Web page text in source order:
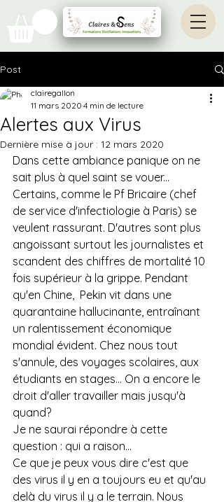
Post
Alertes aux Virus
clairegallon
11 mars 2020 4 min de lecture
Dernière mise à jour : 12 mars 2020
Dans cette ambiance panique on ne
sait plus à quel saint se vouer...
Certains, comme le Pf Bricaire (chef
de service d'infectiologie à Paris) se
veulent rassurant. D'autres sont plus
angoissant surtout les journalistes et
scandent des chiffres de mortalité 10
fois supérieur à la grippe. Pendant
qu'en Chine,  Pekin vit dans une
quarantaine hallucinante, entraînant
un ralentissement économique
mondial évident. Chez nous tout
s'annule, des voyages scolaires, aux
étudiants en stages... On a encore le
droit d'aller travailler mais jusqu'à
quand?
Je ne saurai répondre à cette
question : qui a raison...
Ce que je peux vous dire c'est que
des virus il y en a toujours eu et qu'au
delà du virus il y a le terrain. Nous